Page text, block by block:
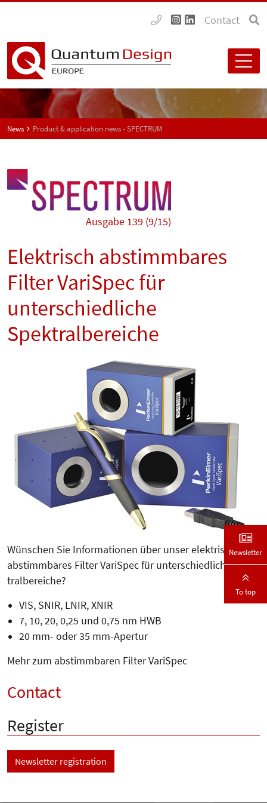
Contact
News Product & application news - SPECTRUM
Ausgabe 139 (9/15)
Elektrisch abstimmbares
Filter VariSpec für
unterschiedliche
Spektralbereiche
Wünschen Sie Informationen über unser elektrisch
abstimmbares Filter VariSpec für unterschiedliche Spek­
tral­bereiche?
VIS, SNIR, LNIR, XNIR
7, 10, 20, 0,25 und 0,75 nm HWB
20 mm- oder 35 mm-Apertur
Mehr zum abstimmbaren Filter VariSpec
Contact
Register
Newsletter registration
Newsletter
To top